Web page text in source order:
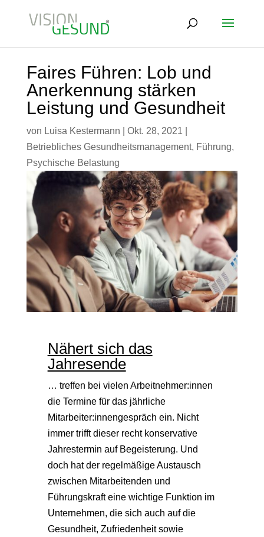
Faires Führen: Lob und
Anerkennung stärken
Leistung und Gesundheit
von Luisa Kestermann Okt. 28, 2021
Betriebliches Gesundheitsmanagement, Führung,
Psychische Belastung
Nähert sich das
Jahresende
… treffen bei vielen Arbeitnehmer:innen
die Termine für das jährliche
Mitarbeiter:innengespräch ein. Nicht
immer trifft dieser recht konservative
Jahrestermin auf Begeisterung. Und
doch hat der regelmäßige Austausch
zwischen Mitarbeitenden und
Führungskraft eine wichtige Funktion im
Unternehmen, die sich auch auf die
Gesundheit, Zufriedenheit sowie